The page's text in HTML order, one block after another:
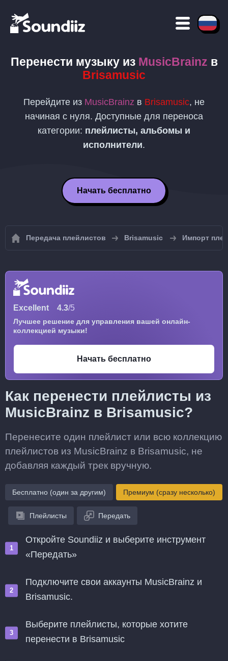
Перенести музыку из MusicBrainz в
Brisamusic
Перейдите из MusicBrainz в Brisamusic, не
начиная с нуля. Доступные для переноса
категории: плейлисты, альбомы и
исполнители.
Начать бесплатно
Передача плейлистов Brisamusic Импорт
Excellent 4.3/5
Лучшее решение для управления вашей онлайн-
коллекцией музыки!
Начать бесплатно
Как перенести плейлисты из
MusicBrainz в Brisamusic?
Перенесите один плейлист или всю коллекцию
плейлистов из MusicBrainz в Brisamusic, не
добавляя каждый трек вручную.
Бесплатно (один за другим) Премиум (сразу несколько)
Плейлисты Передать
Откройте Soundiiz и выберите инструмент
«Передать»
Подключите свои аккаунты MusicBrainz и
Brisamusic.
Выберите плейлисты, которые хотите
перенести в Brisamusic